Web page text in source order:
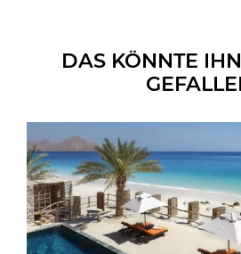
DAS KÖNNTE